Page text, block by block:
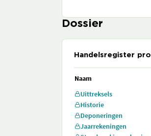
Dossier
Handelsregister
Naam
Uittreksels
Historie
Deponeringen
Jaarrekeningen